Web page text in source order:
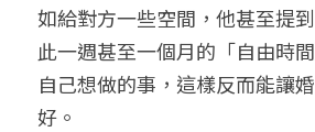
如給對方一些空間，他甚至提
此一週甚至一個月的「自由時
自己想做的事，這樣反而能讓
好。